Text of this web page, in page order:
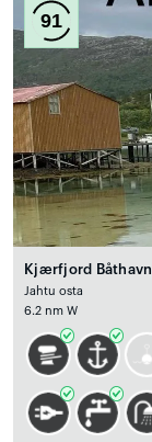
91
Kjærfjord Båthavn
Jahtu osta
6.2 nm W